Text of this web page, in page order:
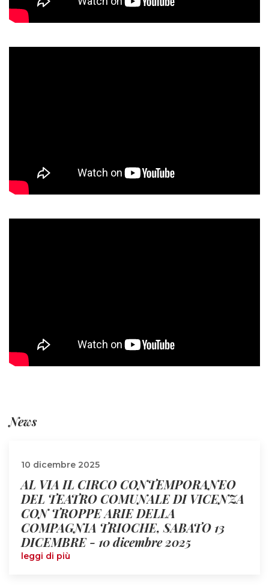
News
10 dicembre 2025
AL VIA IL CIRCO CONTEMPORANEO
DEL TEATRO COMUNALE DI VICENZA
CON TROPPE ARIE DELLA
COMPAGNIA TRIOCHE, SABATO 13
DICEMBRE - 10 dicembre 2025
leggi di più